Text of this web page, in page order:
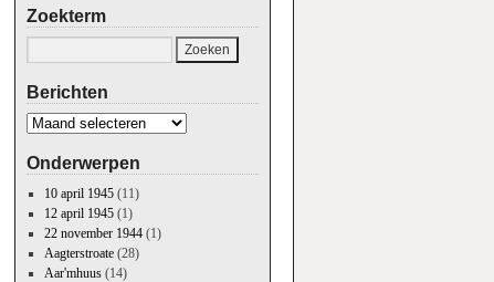
Zoekterm
Berichten
Onderwerpen
10 april 1945(11)
12 april 1945(1)
22 november 1944(1)
Aagterstroate(28)
Aar'mhuus(14)